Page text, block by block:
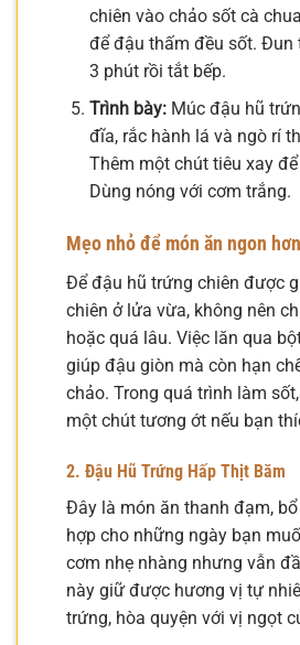
chiên vào chảo sốt cà
để đậu thấm đều sốt. Đun
3 phút rồi tắt bếp.
Trình bày:Múc đậu hũ
đĩa, rắc hành lá và ngò rí
Thêm một chút tiêu xay
Dùng nóng với cơm trắng.
Mẹo nhỏ để món ăn ngon
Để đậu hũ trứng chiên được
chiên ở lửa vừa, không nên
hoặc quá lâu. Việc lăn qua
giúp đậu giòn mà còn hạn
chảo. Trong quá trình làm
một chút tương ớt nếu bạn
2. Đậu Hũ Trứng Hấp Thịt Băm
Đây là món ăn thanh đạm,
hợp cho những ngày bạn
cơm nhẹ nhàng nhưng vẫn
này giữ được hương vị tự
trứng, hòa quyện với vị ngọt